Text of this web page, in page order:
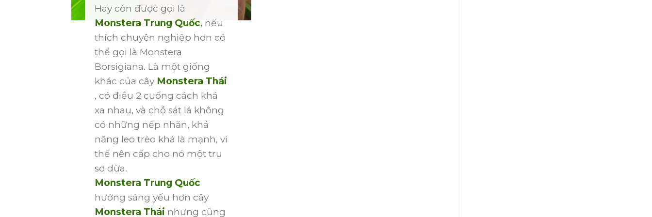
Hay còn được gọi là
Monstera Trung Quốc, nếu
thích chuyên nghiệp hơn có
thể gọi là Monstera
Borsigiana. Là một giống
khác của cây Monstera Thái
, có điều 2 cuống cách khá
xa nhau, và chỗ sát lá không
có những nếp nhăn, khả
năng leo trèo khá là mạnh, ví
thế nên cấp cho nó một trụ
sơ dừa.
Monstera Trung Quốc
hướng sáng yếu hơn cây
Monstera Thái nhưng cũng